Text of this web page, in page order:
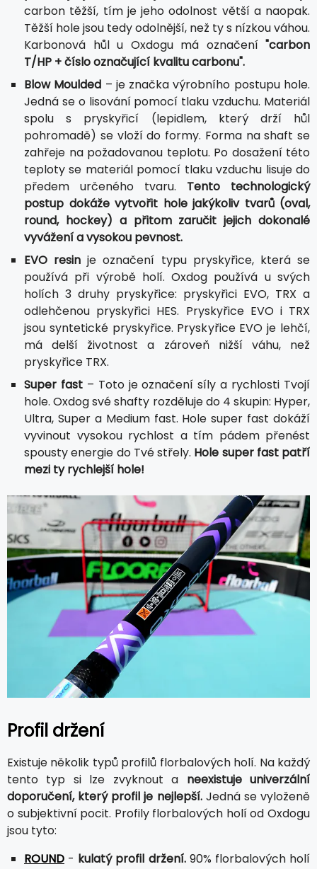
carbon těžší, tím je jeho odolnost větší a naopak.
Těžší hole jsou tedy odolnější, než ty s nízkou váhou.
Karbonová hůl u Oxdogu má označení "carbon
T/HP + číslo označující kvalitu carbonu".
Blow Moulded – je značka výrobního postupu hole.
Jedná se o lisování pomocí tlaku vzduchu. Materiál
spolu s pryskyřicí (lepidlem, který drží hůl
pohromadě) se vloží do formy. Forma na shaft se
zahřeje na požadovanou teplotu. Po dosažení této
teploty se materiál pomocí tlaku vzduchu lisuje do
předem určeného tvaru. Tento technologický
postup dokáže vytvořit hole jakýkoliv tvarů (oval,
round, hockey) a přitom zaručit jejich dokonalé
vyvážení a vysokou pevnost.
EVO resin je označení typu pryskyřice, která se
používá při výrobě holí. Oxdog používá u svých
holích 3 druhy pryskyřice: pryskyřici EVO, TRX a
odlehčenou pryskyřici HES. Pryskyřice EVO i TRX
jsou syntetické pryskyřice. Pryskyřice EVO je lehčí,
má delší životnost a zároveň nižší váhu, než
pryskyřice TRX.
Super fast– Toto je označení síly a rychlosti Tvojí
hole. Oxdog své shafty rozděluje do 4 skupin: Hyper,
Ultra, Super a Medium fast. Hole super fast dokáží
vyvinout vysokou rychlost a tím pádem přenést
spousty energie do Tvé střely. Hole super fast patří
mezi ty rychlejší hole!
Profil držení
Existuje několik typů profilů florbalových holí. Na každý
tento typ si lze zvyknout a neexistuje univerzální
doporučení, který profil je nejlepší.Jedná se vyloženě
o subjektivní pocit. Profily florbalových holí od Oxdogu
jsou tyto:
ROUND - kulatý profil držení.90% florbalových holí